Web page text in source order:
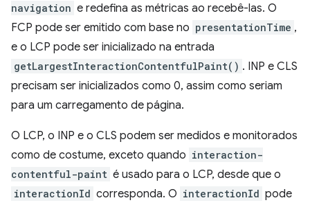
navigation e redefina as métricas ao recebê-las. O
FCP pode ser emitido com base no presentationTime ,
e o LCP pode ser inicializado na entrada
getLargestInteractionContentfulPaint() . INP e CLS
precisam ser inicializados como 0, assim como seriam
para um carregamento de página.
O LCP, o INP e o CLS podem ser medidos e monitorados
como de costume, exceto quando interaction-
contentful-paint é usado para o LCP, desde que o
interactionId corresponda. O interactionId pode